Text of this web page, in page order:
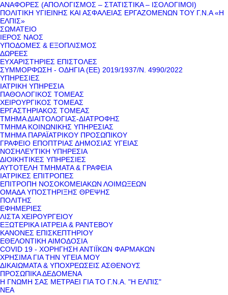
ΑΝΑΦΟΡΕΣ (ΑΠΟΛΟΓΙΣΜΟΣ – ΣΤΑΤΙΣΤΙΚΑ – ΙΣΟΛΟΓΙΜΟΙ)
ΠΟΛΙΤΙΚΗ ΥΓΙΕΙΝΗΣ ΚΑΙ ΑΣΦΑΛΕΙΑΣ ΕΡΓΑΖΟΜΕΝΩΝ ΤΟΥ Γ.Ν.Α «Η
ΕΛΠΙΣ»
ΣΩΜΑΤΕΙΟ
ΙΕΡΟΣ ΝΑΟΣ
ΥΠΟΔΟΜΕΣ & ΕΞΟΠΛΙΣΜΟΣ
ΔΩΡΕΕΣ
ΕΥΧΑΡΙΣΤΗΡΙΕΣ ΕΠΙΣΤΟΛΕΣ
ΣΥΜΜΟΡΦΩΣΗ - ΟΔΗΓΙΑ (ΕΕ) 2019/1937/Ν. 4990/2022
ΥΠΗΡΕΣΙΕΣ
ΙΑΤΡΙΚΗ ΥΠΗΡΕΣΙΑ
ΠΑΘΟΛΟΓΙΚΟΣ ΤΟΜΕΑΣ
ΧΕΙΡΟΥΡΓΙΚΟΣ ΤΟΜΕΑΣ
ΕΡΓΑΣΤΗΡΙΑΚΟΣ ΤΟΜΕΑΣ
ΤΜΗΜΑ ΔΙΑΙΤΟΛΟΓΙΑΣ-ΔΙΑΤΡΟΦΗΣ
ΤΜΗΜΑ ΚΟΙΝΩΝΙΚΗΣ ΥΠΗΡΕΣΙΑΣ
ΤΜΗΜΑ ΠΑΡΑΪΑΤΡΙΚΟΥ ΠΡΟΣΩΠΙΚΟΥ
ΓΡΑΦΕΙΟ ΕΠΟΠΤΡΙΑΣ ΔΗΜΟΣΙΑΣ ΥΓΕΙΑΣ
ΝΟΣΗΛΕΥΤΙΚΗ ΥΠΗΡΕΣΙΑ
ΔΙΟΙΚΗΤΙΚΕΣ ΥΠΗΡΕΣΙΕΣ
ΑΥΤΟΤΕΛΗ ΤΜΗΜΑΤΑ & ΓΡΑΦΕΙΑ
ΙΑΤΡΙΚΕΣ ΕΠΙΤΡΟΠΕΣ
ΕΠΙΤΡΟΠΗ ΝΟΣΟΚΟΜΕΙΑΚΩΝ ΛΟΙΜΩΞΕΩΝ
ΟΜΑΔΑ ΥΠΟΣΤΗΡΙΞΗΣ ΘΡΕΨΗΣ
ΠΟΛΙΤΗΣ
ΕΦΗΜΕΡΙΕΣ
ΛΙΣΤΑ ΧΕΙΡΟΥΡΓΕΙΟΥ
ΕΞΩΤΕΡΙΚΑ ΙΑΤΡΕΙΑ & ΡΑΝΤΕΒΟΥ
ΚΑΝΟΝΕΣ ΕΠΙΣΚΕΠΤΗΡΙΟΥ
ΕΘΕΛΟΝΤΙΚΗ ΑΙΜΟΔΟΣΙΑ
COVID 19 - ΧΟΡΗΓΗΣΗ ΑΝΤΙΪΚΩΝ ΦΑΡΜΑΚΩΝ
ΧΡΗΣΙΜΑ ΓΙΑ ΤΗΝ ΥΓΕΙΑ ΜΟΥ
ΔΙΚΑΙΩΜΑΤΑ & ΥΠΟΧΡΕΩΣΕΙΣ ΑΣΘΕΝΟΥΣ
ΠΡΟΣΩΠΙΚΑ ΔΕΔΟΜΕΝΑ
Η ΓΝΩΜΗ ΣΑΣ ΜΕΤΡΑΕΙ ΓΙΑ ΤΟ Γ.Ν.Α. "Η ΕΛΠΙΣ"
ΝΕΑ